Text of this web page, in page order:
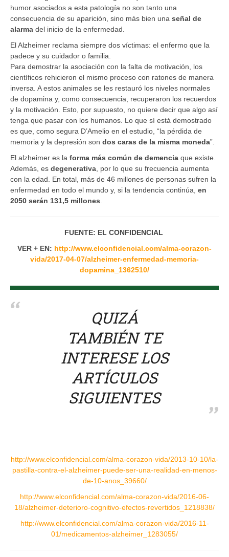
humor asociados a esta patología no son tanto una
consecuencia de su aparición, sino más bien una señal de
alarma del inicio de la enfermedad.
El Alzheimer reclama siempre dos víctimas: el enfermo que la
padece y su cuidador o familia.
Para demostrar la asociación con la falta de motivación, los
científicos rehicieron el mismo proceso con ratones de manera
inversa. A estos animales se les restauró los niveles normales
de dopamina y, como consecuencia, recuperaron los recuerdos
y la motivación. Esto, por supuesto, no quiere decir que algo así
tenga que pasar con los humanos. Lo que sí está demostrado
es que, como segura D’Amelio en el estudio, “la pérdida de
memoria y la depresión son dos caras de la misma moneda”.
El alzheimer es la forma más común de demencia que existe.
Además, es degenerativa , por lo que su frecuencia aumenta
con la edad. En total, más de 46 millones de personas sufren la
enfermedad en todo el mundo y, si la tendencia continúa, en
2050 serán 131,5 millones
FUENTE: EL CONFIDENCIAL
VER + EN: http://www.elconfidencial.com/alma-corazon-
vida/2017-04-07/alzheimer-enfermedad-memoria-
dopamina_1362510/
QUIZÁ
TAMBIÉN TE
INTERESE LOS
ARTÍCULOS
SIGUIENTES
http://www.elconfidencial.com/alma-corazon-vida/2013-10-10/la-
pastilla-contra-el-alzheimer-puede-ser-una-realidad-en-menos-
de-10-anos_39660/
http://www.elconfidencial.com/alma-corazon-vida/2016-06-
18/alzheimer-deterioro-cognitivo-efectos-revertidos_1218838/
http://www.elconfidencial.com/alma-corazon-vida/2016-11-
01/medicamentos-alzheimer_1283055/